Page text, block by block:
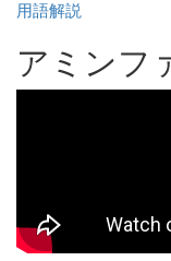
用語解説
アミンフ